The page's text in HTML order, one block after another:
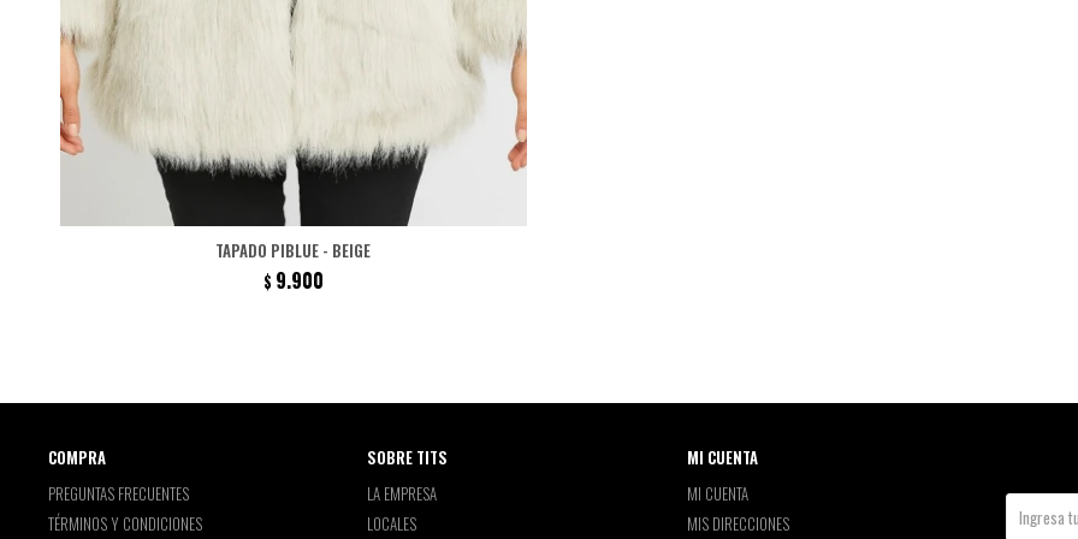
TAPADO PIBLUE - BEIGE
$ 9.900
SOBRE TITS
LA EMPRESA
LOCALES
COMPRA
PREGUNTAS FRECUENTES
TÉRMINOS Y CONDICIONES
MI CUENTA
MI CUENTA
MIS DIRECCIONES